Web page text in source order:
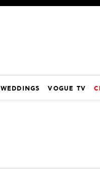
WEDDINGS VOGUE TV